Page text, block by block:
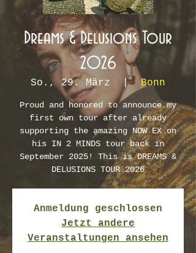
Dreams & Delusions Tour
2026
So., 29. März
  |
Bonn
Proud and honored to announce my
first own tour after already
supporting the amazing NOW EX on
his IN 2 MINDS tour back in
September 2025! This is DREAMS &
DELUSIONS TOUR 2026
Anmeldung geschlossen
Jetzt andere
Veranstaltungen ansehen